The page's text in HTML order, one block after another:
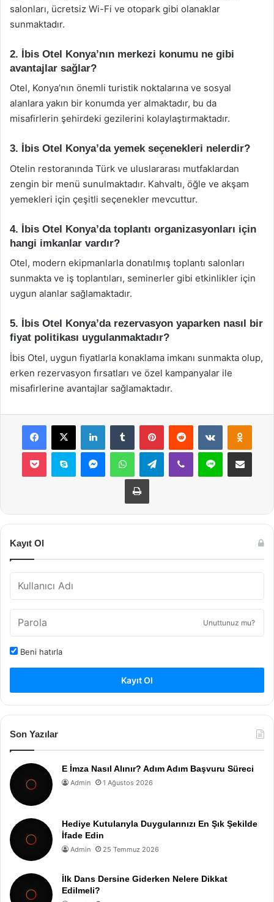
salonları, ücretsiz Wi-Fi ve otopark gibi olanaklar
sunmaktadır.
2. İbis Otel Konya’nın merkezi konumu ne gibi
avantajlar sağlar?
Otel, Konya’nın önemli turistik noktalarına ve sosyal
alanlara yakın bir konumda yer almaktadır, bu da
misafirlerin şehirdeki gezilerini kolaylaştırmaktadır.
3. İbis Otel Konya’da yemek seçenekleri nelerdir?
Otelin restoranında Türk ve uluslararası mutfaklardan
zengin bir menü sunulmaktadır. Kahvaltı, öğle ve akşam
yemekleri için çeşitli seçenekler mevcuttur.
4. İbis Otel Konya’da toplantı organizasyonları için
hangi imkanlar vardır?
Otel, modern ekipmanlarla donatılmış toplantı salonları
sunmakta ve iş toplantıları, seminerler gibi etkinlikler için
uygun alanlar sağlamaktadır.
5. İbis Otel Konya’da rezervasyon yaparken nasıl bir
fiyat politikası uygulanmaktadır?
İbis Otel, uygun fiyatlarla konaklama imkanı sunmakta olup,
erken rezervasyon fırsatları ve özel kampanyalar ile
misafirlerine avantajlar sağlamaktadır.
Facebook
X LinkedInTumblr PinterestReddit VKontakte
Pocket Skype MessengerWhatsAppTelegramViber Line E-Posta ile
Yazdır
Kayıt Ol
Unuttunuz mu?
Beni hatırla
Kayıt Ol
Son Yazılar
E İmza Nasıl Alınır? Adım Adım Başvuru Süreci
Admin 1 Ağustos 2026
Hediye Kutularıyla Duygularınızı En Şık Şekilde
İfade Edin
Admin 25 Temmuz 2026
İlk Dans Dersine Giderken Nelere Dikkat
Edilmeli?